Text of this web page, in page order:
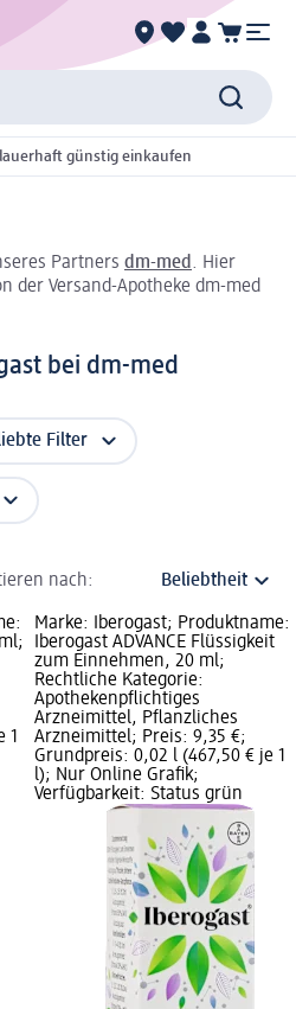
günstig einkaufen
Partners dm-med . Hier
der Versand-Apotheke dm-med
bei dm-med
Filter
nach:
1
Marke: Iberogast; Produktname:
Iberogast ADVANCE Flüssigkeit
zum Einnehmen, 20 ml;
Rechtliche Kategorie:
Apothekenpflichtiges
Arzneimittel, Pflanzliches
Arzneimittel; Preis: 9,35 €;
Grundpreis: 0,02 l (467,50 € je 1
l); Nur Online Grafik;
Verfügbarkeit: Status grün